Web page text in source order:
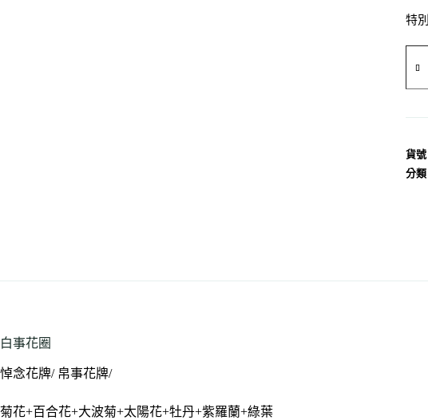
特
圈
量
貨
分
白事花圈
悼念花牌/ 帛事花牌/
菊花+百合花+大波菊+太陽花+牡丹+紫羅蘭+綠葉